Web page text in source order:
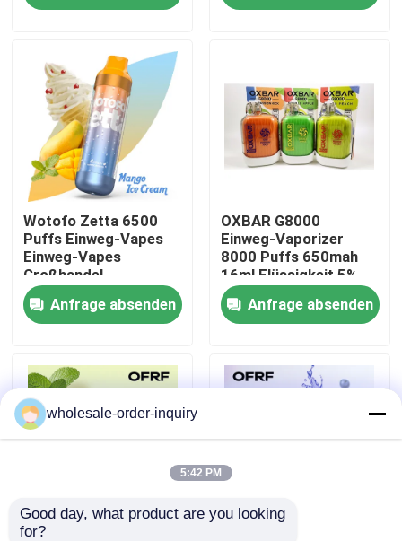
Produkte
Videos
Über uns
Fabrik-Ausflug
Qualitätskontrolle
Kontakt US
Fordern Sie ein Zitat
Nachfüllbare Hülse Vapes
Wegwerfhülse Vapes
Wotofo Zetta 6500
Puffs Einweg-Vapes
Einweg-Vapes
Großhandel
Anfrage absenden
OXBAR G8000
Einweg-Vaporizer
8000 Puffs 650mah
16ml Flüssigkeit 5%
Einweg-Kit
Anfrage absenden
ofrf Burst
wholesale-order-inquiry
5:42 PM
Good day, what product are you looking
for?